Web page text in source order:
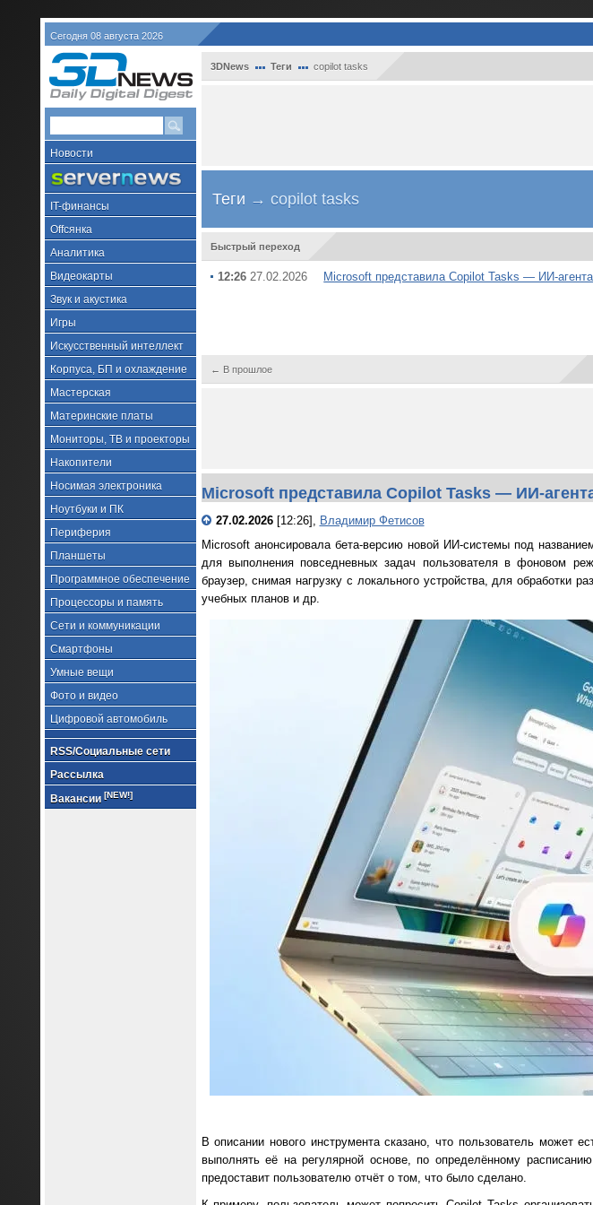
Сегодня 08 августа 2026
Новости
IT-финансы
Offсянка
Аналитика
Видеокарты
Звук и акустика
Игры
Искусственный интеллект
Корпуса, БП и охлаждение
Мастерская
Материнские платы
Мониторы, ТВ и проекторы
Накопители
Носимая электроника
Ноутбуки и ПК
Периферия
Планшеты
Программное обеспечение
Процессоры и память
Сети и коммуникации
Смартфоны
Умные вещи
Фото и видео
Цифровой автомобиль
RSS/Социальные сети
Рассылка
Вакансии [NEW!]
3DNews Теги copilot tasks
Теги → copilot tasks
Быстрый переход
12:2627.02.2026 Microsoft представила Copilot Tasks — ИИ-
← В прошлое
Microsoft представила Copilot Tasks — ИИ-
27.02.2026[12:26], Владимир Фетисов
Microsoft анонсировала бета-версию новой ИИ-системы под
для выполнения повседневных задач пользователя в фоновом
браузер, снимая нагрузку с локального устройства, для обработки
учебных планов и др.
В описании нового инструмента сказано, что пользователь может
выполнять её на регулярной основе, по определённому
предоставит пользователю отчёт о том, что было сделано.